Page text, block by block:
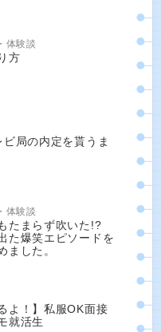
体験談
方
局の内定を貰うま
体験談
たまらず吹いた!?
た爆笑エピソードを
ました。
よ！】私服OK面接
就活生